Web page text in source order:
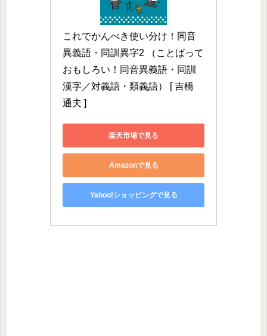
これでかんぺき使い分け！同音
異義語・同訓異字2 （ことばって
おもしろい！同音異義語・同訓
漢字／対義語・類義語） [ 吉橋
通夫 ]
楽天市場で見る
Amazonで見る
Yahoo!ショッピングで見る